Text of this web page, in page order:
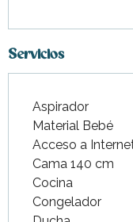
Servicios
Aspirador
Material Bebé
Acceso a
Cama 140 cm
Cocina
Congelador